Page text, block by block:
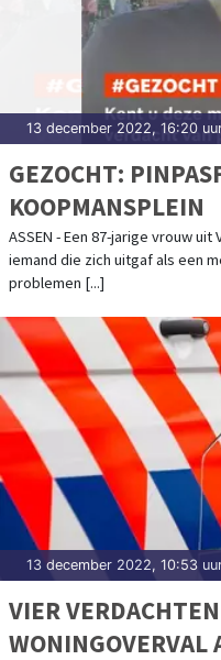
13 december 2022, 16:20
GEZOCHT:
KOOPMANSPLEIN
ASSEN - Een 87-jarige vrouw
iemand die zich uitgaf als een
problemen [...]
13 december 2022, 10:53
VIER
WONINGOVERVAL